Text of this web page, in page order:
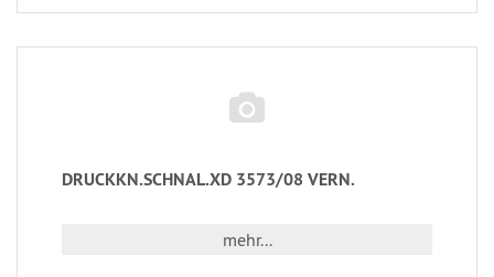
DRUCKKN.SCHNAL.XD 3573/08 VERN.
mehr...